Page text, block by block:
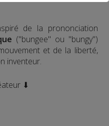
de la prononciation
("bungee" ou "bungy")
et de la liberté,
inventeur.
⬇